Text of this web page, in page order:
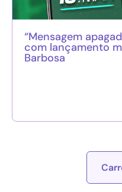
“Mensagem
com lançamento
Barbosa